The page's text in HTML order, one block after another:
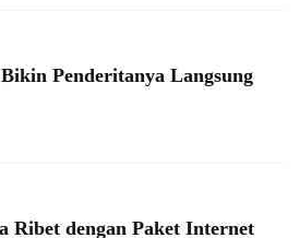
Penderitanya Langsung
Ribet dengan Paket Internet